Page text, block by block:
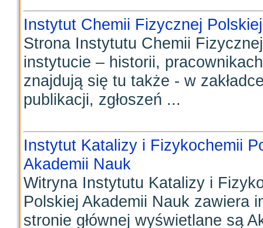
Instytut Chemii Fizycznej
Strona Instytutu Chemii
instytucie – historii,
znajdują się tu także - w
publikacji, zgłoszeń ...
Instytut Katalizy i Fizykochemii
Akademii Nauk
Witryna Instytutu Katalizy i
Polskiej Akademii Nauk zawiera
stronie głównej wyświetlane są